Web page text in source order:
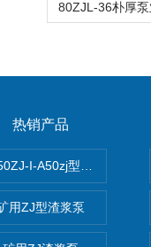
热销产品
I-A50zj型渣浆泵
用ZJ型渣浆泵